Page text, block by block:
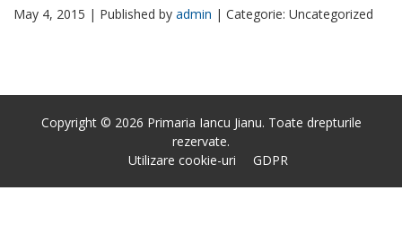
May 4, 2015 | Published by admin | Categorie: Uncategorized
Copyright © 2026 Primaria Iancu Jianu. Toate drepturile
rezervate.
Utilizare cookie-uri
GDPR